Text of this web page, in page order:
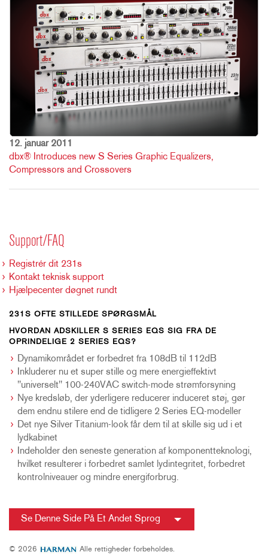
12. januar 2011
dbx® Introduces new S Series Graphic Equalizers,
Compressors and Crossovers
Support/FAQ
Registrér dit 231s
Kontakt teknisk support
Hjælpecenter døgnet rundt
231S OFTE STILLEDE SPØRGSMÅL
HVORDAN ADSKILLER S SERIES EQS SIG FRA DE
OPRINDELIGE 2 SERIES EQS?
Dynamikområdet er forbedret fra 108dB til 112dB
Inkluderer nu et super stille og mere energieffektivt
"universelt" 100-240VAC switch-mode strømforsyning
Nye kredsløb, der yderligere reducerer induceret støj, gør
dem endnu stilere end de tidligere 2 Series EQ-modeller
Det nye Silver Titanium-look får dem til at skille sig ud i et
lydkabinet
Indeholder den seneste generation af komponentteknologi,
hvilket resulterer i forbedret samlet lydintegritet, forbedret
kontrolniveauer og mindre energiforbrug.
Se Denne Side På Et Andet Sprog
© 2026 Alle rettigheder forbeholdes.